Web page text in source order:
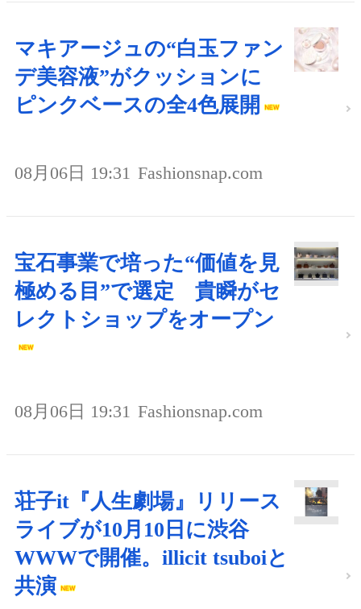
マキアージュの“白玉ファン
デ美容液”がクッションに
ピンクベースの全4色展開
08月06日 19:31 Fashionsnap.com
宝石事業で培った“価値を見
極める目”で選定 貴瞬がセ
レクトショップをオープン
08月06日 19:31 Fashionsnap.com
荘子it『人生劇場』リリース
ライブが10月10日に渋谷
WWWで開催。illicit tsuboiと
共演